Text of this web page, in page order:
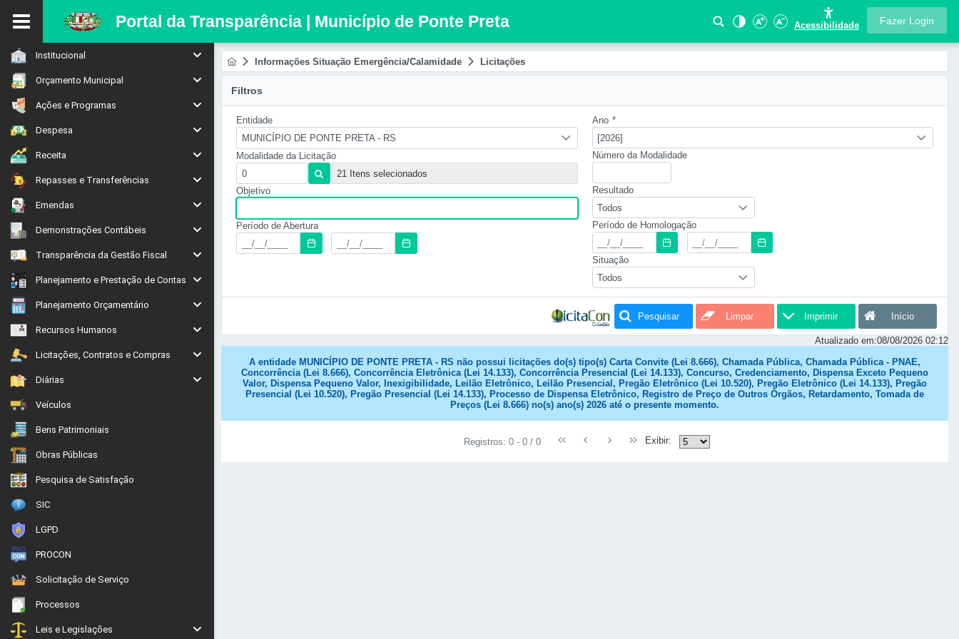
Portal da Transparência | Município de Ponte Preta Acessibilidade Fazer Login
Institucional
Orçamento Municipal
Ações e Programas
Despesa
Receita
Repasses e Transferências
Emendas
Demonstrações Contábeis
Transparência da Gestão Fiscal
Planejamento e Prestação de Contas
Planejamento Orçamentário
Recursos Humanos
Licitações, Contratos e Compras
Diárias
Veículos
Bens Patrimoniais
Obras Públicas
Pesquisa de Satisfação
SIC
LGPD
PROCON
Solicitação de Serviço
Processos
Leis e Legislações
Informações Situação Emergência/Calamidade Licitações
Filtros
Entidade
MUNICÍPIO DE PONTE PRETA - RS
Modalidade da Licitação
Objetivo
Período de Abertura
Ano *
[2026]
Número da Modalidade
Resultado
Todos
Período de Homologação
Situação
Todos
Pesquisar Limpar Imprimir Início
Atualizado em:08/08/2026 02:12
A entidade MUNICÍPIO DE PONTE PRETA - RS não possui licitações do(s) tipo(s) Carta Convite (Lei 8.666), Chamada Pública, Chamada Pública - PNAE,
Concorrência (Lei 8.666), Concorrência Eletrônica (Lei 14.133), Concorrência Presencial (Lei 14.133), Concurso, Credenciamento, Dispensa Exceto Pequeno
Valor, Dispensa Pequeno Valor, Inexigibilidade, Leilão Eletrônico, Leilão Presencial, Pregão Eletrônico (Lei 10.520), Pregão Eletrônico (Lei 14.133), Pregão
Presencial (Lei 10.520), Pregão Presencial (Lei 14.133), Processo de Dispensa Eletrônico, Registro de Preço de Outros Órgãos, Retardamento, Tomada de
Preços (Lei 8.666) no(s) ano(s) 2026 até o presente momento.
Registros: 0 - 0 / 0 Exibir: